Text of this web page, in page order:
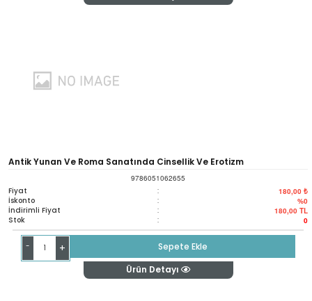
Antik Yunan Ve Roma Sanatında Cinsellik Ve Erotizm
9786051062655
Fiyat : 180,00 ₺
İskonto : %0
İndirimli Fiyat : 180,00 TL
Stok : 0
- +
Sepete Ekle
Ürün Detayı